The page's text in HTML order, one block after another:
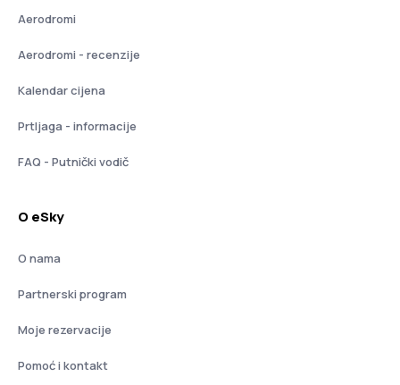
Aerodromi
Aerodromi - recenzije
Kalendar cijena
Prtljaga - informacije
FAQ - Putnički vodič
O eSky
O nama
Partnerski program
Moje rezervacije
Pomoć i kontakt